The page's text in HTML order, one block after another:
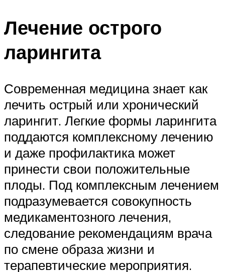
Лечение острого
ларингита
Современная медицина знает как
лечить острый или хронический
ларингит. Легкие формы ларингита
поддаются комплексному лечению
и даже профилактика может
принести свои положительные
плоды. Под комплексным лечением
подразумевается совокупность
медикаментозного лечения,
следование рекомендациям врача
по смене образа жизни и
терапевтические мероприятия.